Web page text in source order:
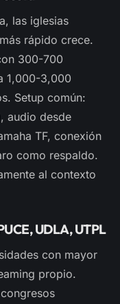
las iglesias
rápido crece.
300-700
1,000-3,000
Setup común:
audio desde
TF, conexión
como respaldo.
al contexto
UDLA, UTPL
con mayor
propio.